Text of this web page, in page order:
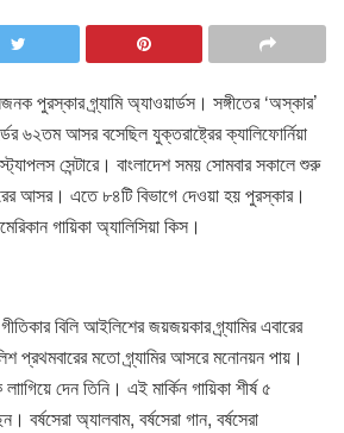
পুরস্কার গ্র্যামি অ্যাওয়ার্ডস। সঙ্গীতের ‘অস্কার’
৬২তম আসর বসেছিল যুক্তরাষ্ট্রের ক্যালিফোর্নিয়া
সেন্টারে। বাংলাদেশ সময় সোমবার সকালে শুরু
আসর। এতে ৮৪টি বিভাগে দেওয়া হয় পুরস্কার।
গায়িকা অ্যালিসিয়া কিস।
বিলি আইলিশের জয়জয়কার গ্র্যামির এবারের
মতো গ্র্যামির আসরে মনোনয়ন পায়।
দেন তিনি। এই মার্কিন গায়িকা শীর্ষ ৫
বর্ষসেরা অ্যালবাম, বর্ষসেরা গান, বর্ষসেরা